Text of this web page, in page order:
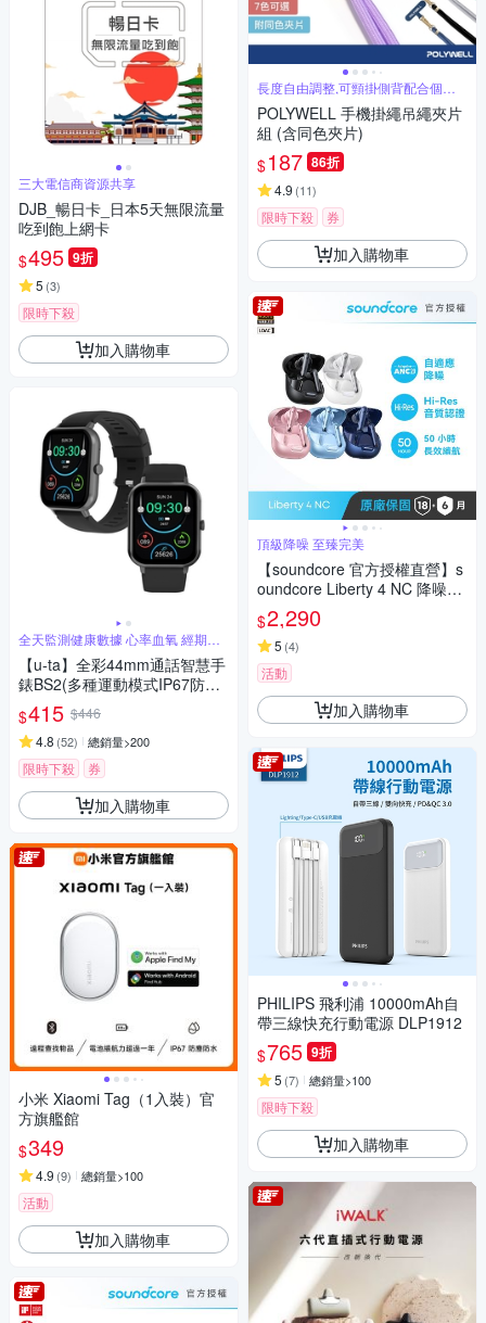
三大電信商資源共享
DJB_暢日卡_日本5天無限流量
吃到飽上網卡
$495 9折
5 (3)
限時下殺
加入購物車
全天監測健康數據 心率血氧 經期睡
眠
【u-ta】全彩44mm通話智慧手
錶BS2(多種運動模式IP67防水
手錶 手環 運動記錄必備)
$415 $446
4.8 (52) 總銷量>200
限時下殺 券
加入購物車
小米 Xiaomi Tag（1入裝）官
方旗艦館
$349
4.9 (9) 總銷量>100
活動
加入購物車
長度自由調整,可頸掛側背配合個人
使用習慣
POLYWELL 手機掛繩吊繩夾片
組 (含同色夾片)
$187 86折
4.9 (11)
限時下殺 券
加入購物車
頂級降噪 至臻完美
【soundcore 官方授權直營】s
oundcore Liberty 4 NC 降噪真
無線藍牙耳機
$2,290
5 (4)
活動
加入購物車
PHILIPS 飛利浦 10000mAh自
帶三線快充行動電源 DLP1912
$765 9折
5 (7) 總銷量>100
限時下殺
加入購物車